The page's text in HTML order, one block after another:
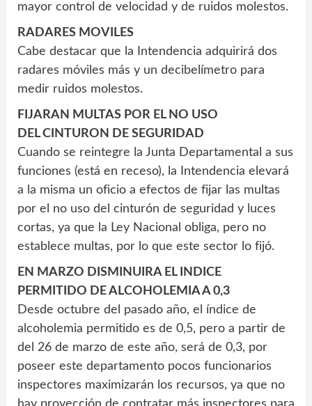
mayor control de velocidad y de ruidos molestos.
RADARES MOVILES
Cabe destacar que la Intendencia adquirirá dos
radares móviles más y un decibelímetro para
medir ruidos molestos.
FIJARAN MULTAS POR EL NO USO
DEL CINTURON DE SEGURIDAD
Cuando se reintegre la Junta Departamental a sus
funciones (está en receso), la Intendencia elevará
a la misma un oficio a efectos de fijar las multas
por el no uso del cinturón de seguridad y luces
cortas, ya que la Ley Nacional obliga, pero no
establece multas, por lo que este sector lo fijó.
EN MARZO DISMINUIRA EL INDICE
PERMITIDO DE ALCOHOLEMIA A 0,3
Desde octubre del pasado año, el índice de
alcoholemia permitido es de 0,5, pero a partir de
del 26 de marzo de este año, será de 0,3, por
poseer este departamento pocos funcionarios
inspectores maximizarán los recursos, ya que no